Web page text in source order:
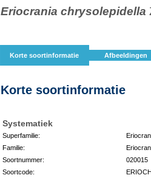
Eriocrania chrysolepidella
Korte soortinformatie Afbeeldingen
Korte soortinformatie
Systematiek
Superfamilie:
Familie:
Soortnummer:
020015
Soortcode: